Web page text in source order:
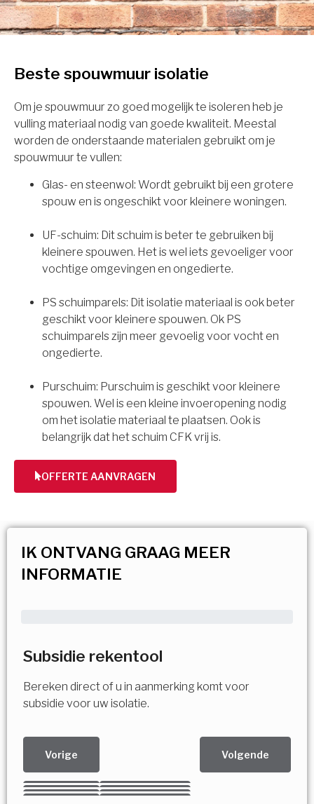
Beste spouwmuur isolatie
Om je spouwmuur zo goed mogelijk te isoleren heb je
vulling materiaal nodig van goede kwaliteit. Meestal
worden de onderstaande materialen gebruikt om je
spouwmuur te vullen:
Glas- en steenwol: Wordt gebruikt bij een grotere
spouw en is ongeschikt voor kleinere woningen.
UF-schuim: Dit schuim is beter te gebruiken bij
kleinere spouwen. Het is wel iets gevoeliger voor
vochtige omgevingen en ongedierte.
PS schuimparels: Dit isolatie materiaal is ook beter
geschikt voor kleinere spouwen. Ok PS
schuimparels zijn meer gevoelig voor vocht en
ongedierte.
Purschuim: Purschuim is geschikt voor kleinere
spouwen. Wel is een kleine invoeropening nodig
om het isolatie materiaal te plaatsen. Ook is
belangrijk dat het schuim CFK vrij is.
OFFERTE AANVRAGEN
IK ONTVANG GRAAG MEER
INFORMATIE
Subsidie rekentool
Bereken direct of u in aanmerking komt voor
subsidie voor uw isolatie.
Vorige Volgende
Kies uw Isolatiemaatregel
Vorige Volgende